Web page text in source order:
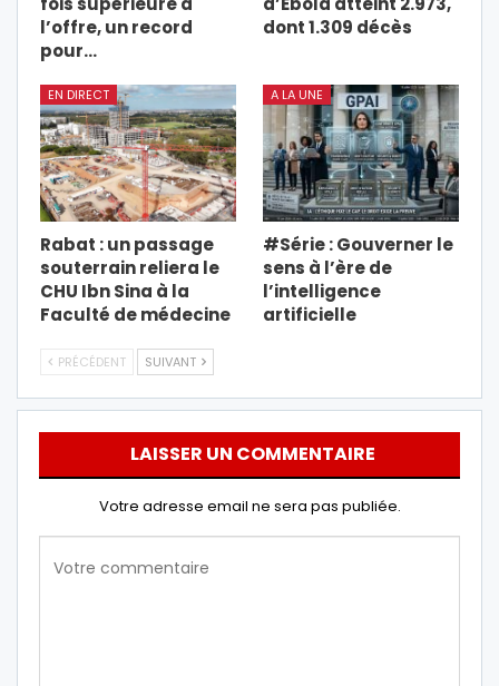
l’offre, un record
pour…
dont 1.309 décès
EN DIRECT
Rabat : un passage
souterrain reliera le
CHU Ibn Sina à la
Faculté de médecine
A LA UNE
#Série : Gouverner le
sens à l’ère de
l’intelligence
artificielle
PRÉCÉDENT SUIVANT
LAISSER UN COMMENTAIRE
Votre adresse email ne sera pas publiée.